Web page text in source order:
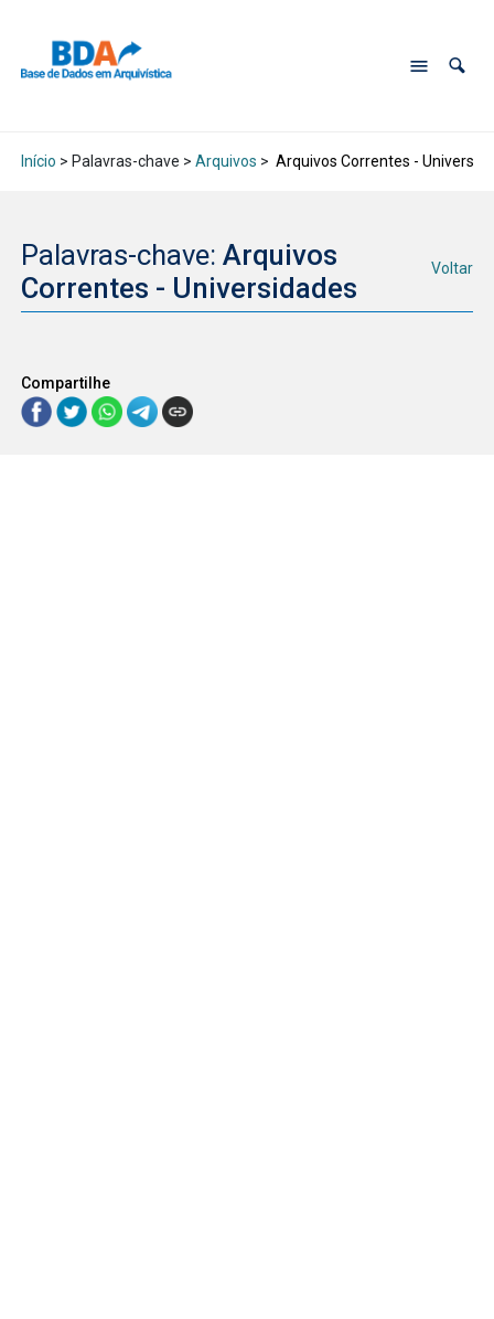
Início > Palavras-chave > Arquivos > Arquivos Correntes -
Palavras-chave: Arquivos
Correntes - Universidades
Voltar
Compartilhe